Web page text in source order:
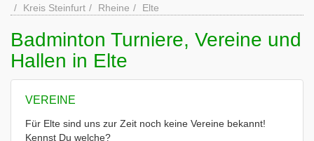
Kreis Steinfurt
Rheine Elte
Badminton Turniere, Vereine und
Hallen in Elte
VEREINE
Für Elte sind uns zur Zeit noch keine Vereine bekannt!
Kennst Du welche?